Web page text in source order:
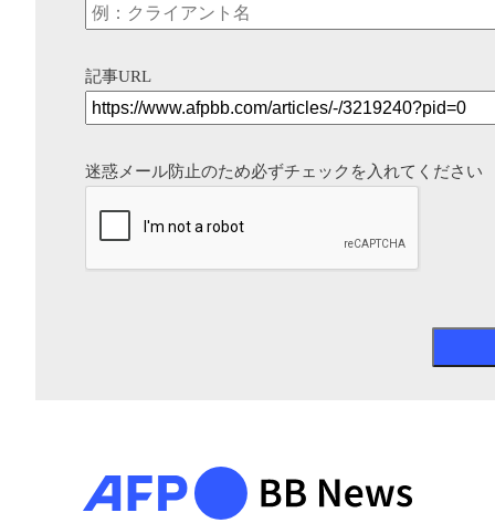
記事URL
迷惑メール防止のため必ずチェックを入れてください